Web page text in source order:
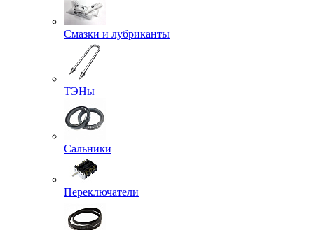
Смазки и лубриканты
ТЭНы
Сальники
Переключатели